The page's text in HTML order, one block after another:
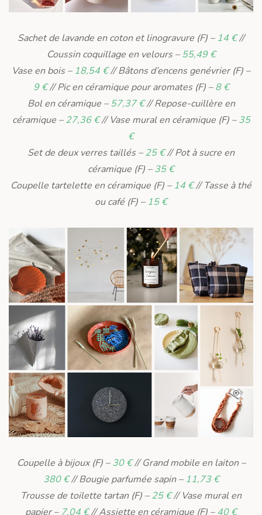
Sachet de lavande en coton et linogravure (F) – 14 €//
Coussin coquillage en velours –55,49 €
Vase en bois – 18,54 €// Bâtons d’encens genévrier (F) –
9 €// Pic en céramique pour aromates (F) –8 €
Bol en céramique –57,37 €// Repose-cuillère en
céramique –27,36 €// Vase mural en céramique (F) –35
€
Set de deux verres taillés –25 €// Pot à sucre en
céramique (F) –35 €
Coupelle tartelette en céramique (F) – 14 €// Tasse à thé
ou café (F) – 15 €
Coupelle à bijoux (F) –30 €// Grand mobile en laiton –
380 €// Bougie parfumée sapin – 11,73 €
Trousse de toilette tartan (F) –25 €// Vase mural en
papier – 7,04 €// Assiette en céramique (F) –40 €